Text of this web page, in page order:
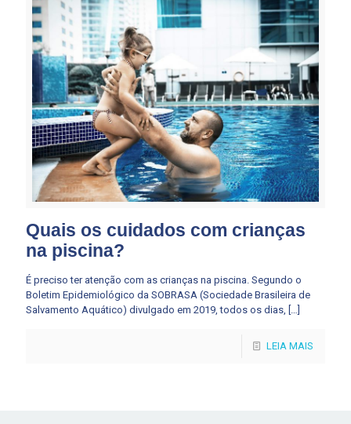
Quais os cuidados com crianças
na piscina?
É preciso ter atenção com as crianças na piscina. Segundo o
Boletim Epidemiológico da SOBRASA (Sociedade Brasileira de
Salvamento Aquático) divulgado em 2019, todos os dias,
LEIA MAIS